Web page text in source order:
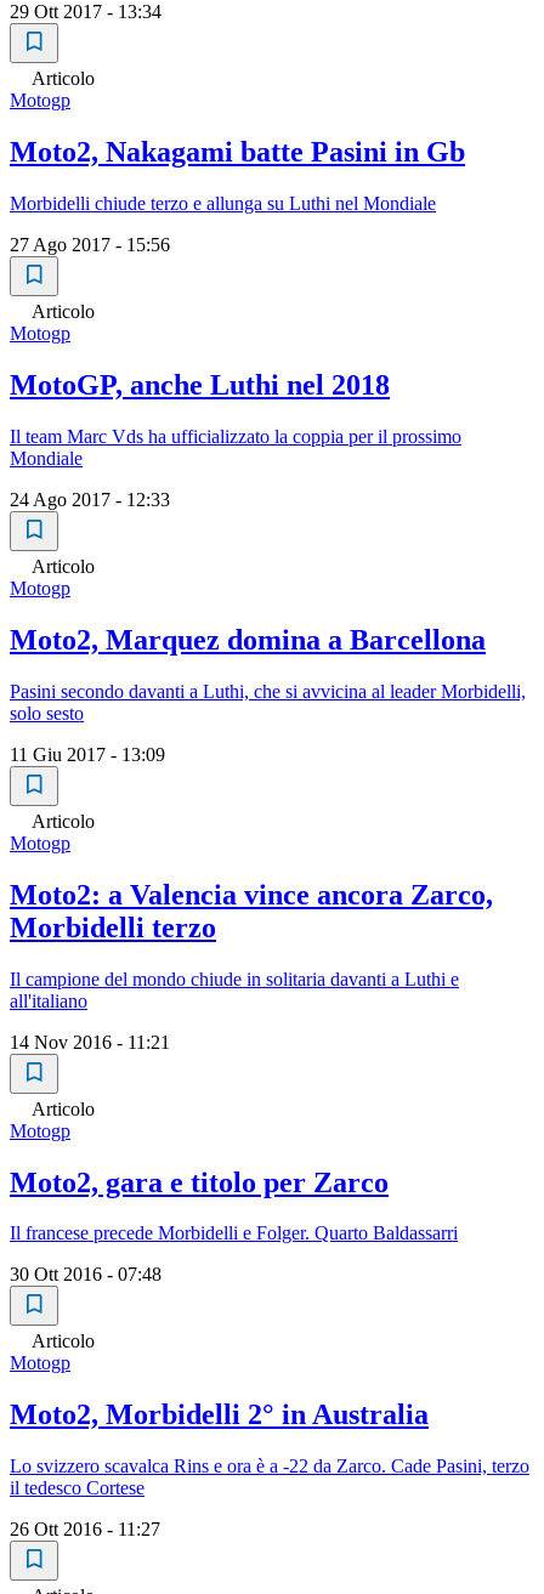
29 Ott 2017 - 13:34
Articolo
Motogp
Moto2, Nakagami batte Pasini in Gb
Morbidelli chiude terzo e allunga su Luthi nel Mondiale
27 Ago 2017 - 15:56
Articolo
Motogp
MotoGP, anche Luthi nel 2018
Il team Marc Vds ha ufficializzato la coppia per il prossimo
Mondiale
24 Ago 2017 - 12:33
Articolo
Motogp
Moto2, Marquez domina a Barcellona
Pasini secondo davanti a Luthi, che si avvicina al leader Morbidelli,
solo sesto
11 Giu 2017 - 13:09
Articolo
Motogp
Moto2: a Valencia vince ancora Zarco,
Morbidelli terzo
Il campione del mondo chiude in solitaria davanti a Luthi e
all'italiano
14 Nov 2016 - 11:21
Articolo
Motogp
Moto2, gara e titolo per Zarco
Il francese precede Morbidelli e Folger. Quarto Baldassarri
30 Ott 2016 - 07:48
Articolo
Motogp
Moto2, Morbidelli 2° in Australia
Lo svizzero scavalca Rins e ora è a -22 da Zarco. Cade Pasini, terzo
il tedesco Cortese
26 Ott 2016 - 11:27